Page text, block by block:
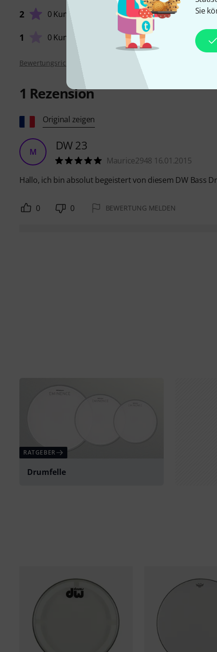
Sie
2 0 Kunden
1 0 Kunden
Bewertungsrichtlinien
1 Rezension
Original zeigen
M DW 23
Maurice2948 16.01.2015
Hallo, ich bin absolut begeistert von diesem DW Bass
0 0 BEWERTUNG MELDEN
RATGEBER
Drumfelle